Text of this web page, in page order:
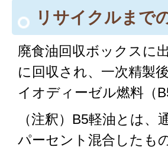
リサイクルまで
廃食油回収ボックスに
に回収され、一次精製
イオディーゼル燃料（
（注釈）B5軽油とは
パーセント混合したも